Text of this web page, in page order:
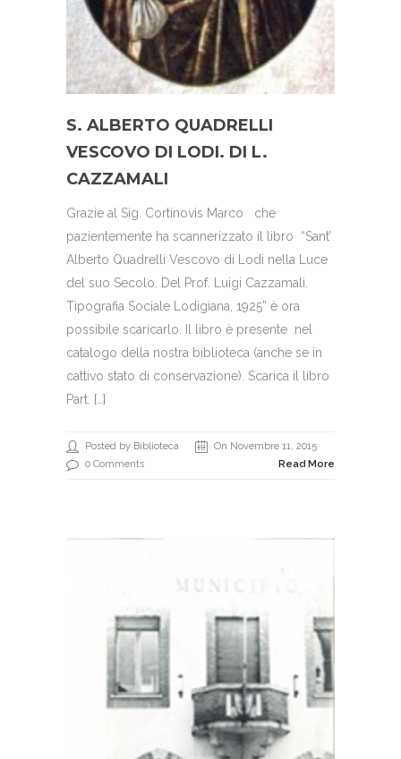
S. ALBERTO QUADRELLI
VESCOVO DI LODI. DI L.
CAZZAMALI
Grazie al Sig. Cortinovis Marco che
pazientemente ha scannerizzato il libro “Sant’
Alberto Quadrelli Vescovo di Lodi nella Luce
del suo Secolo. Del Prof. Luigi Cazzamali.
Tipografia Sociale Lodigiana, 1925” è ora
possibile scaricarlo. Il libro è presente nel
catalogo della nostra biblioteca (anche se in
cattivo stato di conservazione). Scarica il libro
Part. […]
Posted by Biblioteca
On Novembre 11, 2015
0 Comments
Read More